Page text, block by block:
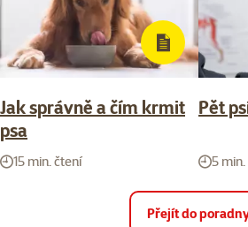
Jak správně a čím krmit
psa
15 min. čtení
Pět
5
Přejít do